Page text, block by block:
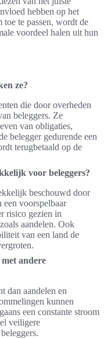
hebben op het
toe te passen, wordt de
voordeel halen uit hun
ze?
die door overheden
beleggers. Ze
van obligaties,
belegger gedurende een
terugbetaald op de
voor beleggers?
beschouwd door
voorspelbaar
risico gezien in
aandelen. Ook
van een land de
andere
dan aandelen en
kunnen
een constante stroom
veiligere